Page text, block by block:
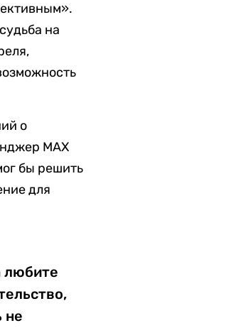
на
о
MAX
бы решить
для
любите
не